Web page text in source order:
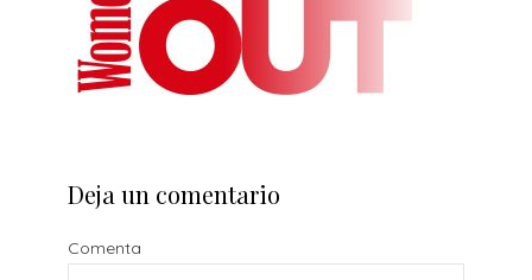
Deja un comentario
Comenta